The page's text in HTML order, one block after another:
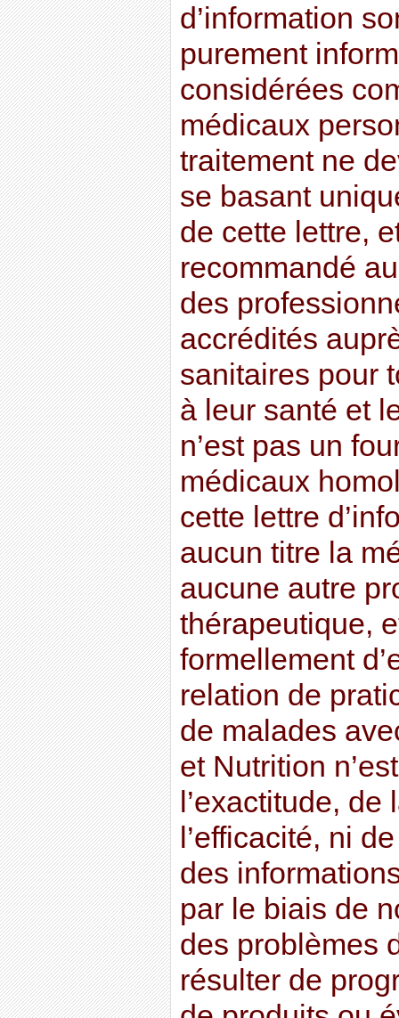
d’information
purement
considérées
médicaux
traitement ne
se basant
de cette lettre,
recommandé
des
accrédités
sanitaires pour
à leur santé et
n’est pas un
médicaux
cette lettre
aucun titre la
aucune autre
thérapeutique,
formellement
relation de
de malades
et Nutrition
l’exactitude,
l’efficacité, ni
des
par le biais de
des problèmes
résulter de